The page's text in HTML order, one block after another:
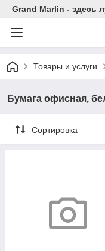
Grand Marlin - здесь
Товары и услуги
Бумага офисная,
Сортировка